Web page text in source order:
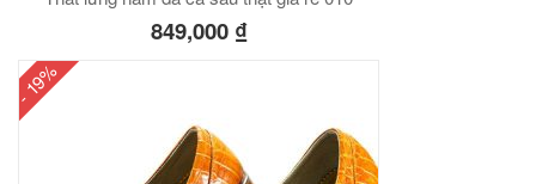
849,000 ₫
- 19%